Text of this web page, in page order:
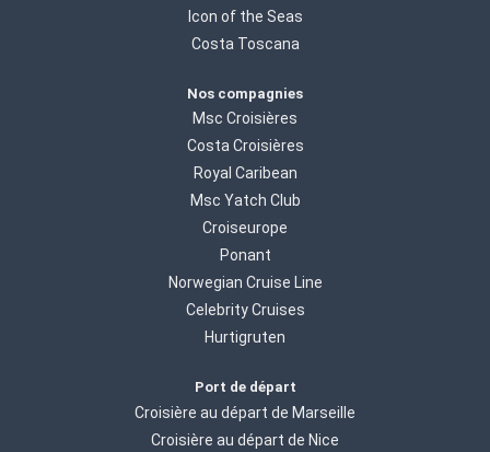
Icon of the Seas
Costa Toscana
Nos compagnies
Msc Croisières
Costa Croisières
Royal Caribean
Msc Yatch Club
Croiseurope
Ponant
Norwegian Cruise Line
Celebrity Cruises
Hurtigruten
Port de départ
Croisière au départ de Marseille
Croisière au départ de Nice